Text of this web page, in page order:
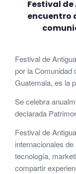
Festival de
encuentro
Festival de
por la Comunidad
Guatemala, es la
Se celebra
declarada
Festival de
internacionales
tecnología,
compartir